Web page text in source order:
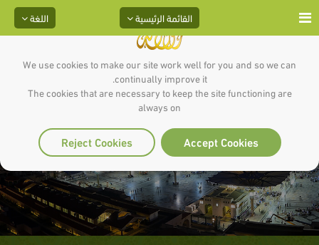
We use cookies to make our site work well for you and so we can
continually improve it.
The cookies that are necessary to keep the site functioning are
always on
Accept Cookies
Reject Cookies
اللغة القائمة الرئيسية
الشباب